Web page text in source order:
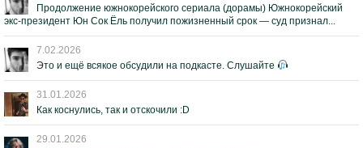
Продолжение южнокорейского сериала (дорамы) Южнокорейский
экс-президент Юн Сок Ёль получил пожизненный срок — суд признал...
7.02.2026
Это и ещё всякое обсудили на подкасте. Слушайте
31.01.2026
Как коснулись, так и отскочили :D
29.01.2026